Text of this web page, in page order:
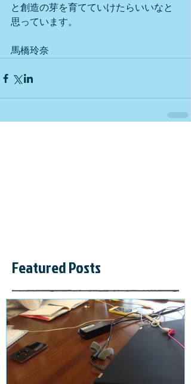
と創造の芽を育てていけたらいいなと
思っています。
馬橋玲奈
Featured Posts